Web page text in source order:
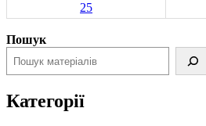
25
Пошук
Категорії